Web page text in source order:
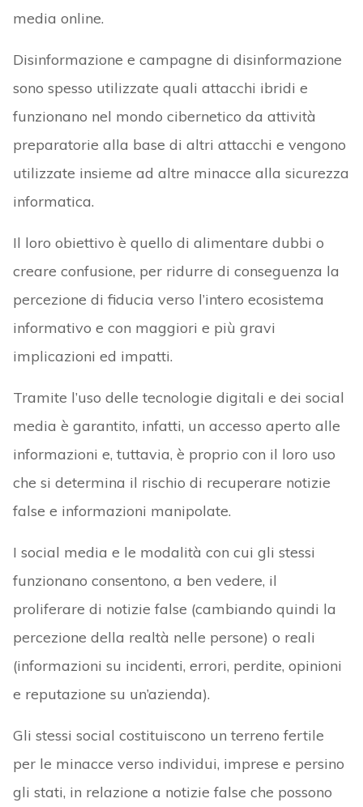
media online.
Disinformazione e campagne di disinformazione
sono spesso utilizzate quali attacchi ibridi e
funzionano nel mondo cibernetico da attività
preparatorie alla base di altri attacchi e vengono
utilizzate insieme ad altre minacce alla sicurezza
informatica.
Il loro obiettivo è quello di alimentare dubbi o
creare confusione, per ridurre di conseguenza la
percezione di fiducia verso l’intero ecosistema
informativo e con maggiori e più gravi
implicazioni ed impatti.
Tramite l’uso delle tecnologie digitali e dei social
media è garantito, infatti, un accesso aperto alle
informazioni e, tuttavia, è proprio con il loro uso
che si determina il rischio di recuperare notizie
false e informazioni manipolate.
I social media e le modalità con cui gli stessi
funzionano consentono, a ben vedere, il
proliferare di notizie false (cambiando quindi la
percezione della realtà nelle persone) o reali
(informazioni su incidenti, errori, perdite, opinioni
e reputazione su un’azienda).
Gli stessi social costituiscono un terreno fertile
per le minacce verso individui, imprese e persino
gli stati, in relazione a notizie false che possono